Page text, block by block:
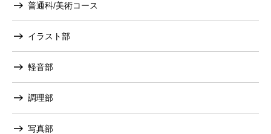
普通科/美術コース
イラスト部
軽音部
調理部
写真部